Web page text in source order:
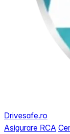
Drivesafe.ro
Asigurare RCA